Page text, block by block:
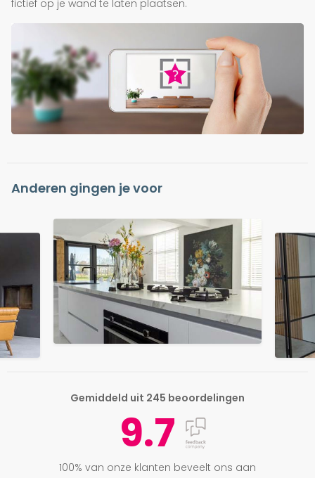
fictief op je wand te laten plaatsen.
Anderen gingen je voor
Gemiddeld uit 245 beoordelingen
9.7
100% van onze klanten beveelt ons aan